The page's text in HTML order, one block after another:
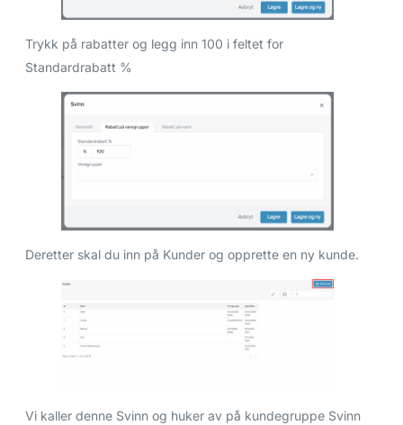
Trykk på rabatter og legg inn 100 i feltet for
Standardrabatt %
Deretter skal du inn på Kunder og opprette en ny kunde.
Vi kaller denne Svinn og huker av på kundegruppe Svinn